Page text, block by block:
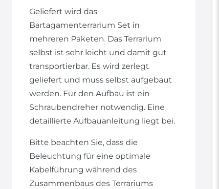
Geliefert wird das
Bartagamenterrarium Set in
mehreren Paketen. Das Terrarium
selbst ist sehr leicht und damit gut
transportierbar. Es wird zerlegt
geliefert und muss selbst aufgebaut
werden. Für den Aufbau ist ein
Schraubendreher notwendig. Eine
detaillierte Aufbauanleitung liegt bei.
Bitte beachten Sie, dass die
Beleuchtung für eine optimale
Kabelführung während des
Zusammenbaus des Terrariums